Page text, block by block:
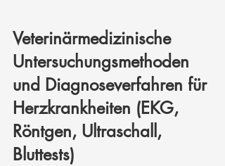
Veterinärmedizinische
Untersuchungsmethoden
und Diagnoseverfahren für
Herzkrankheiten (EKG,
Röntgen, Ultraschall,
Bluttests)